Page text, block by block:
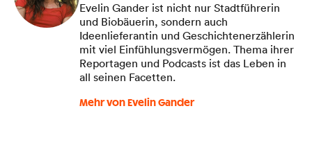
Evelin Gander ist nicht nur Stadtführerin
und Biobäuerin, sondern auch
Ideenlieferantin und Geschichtenerzählerin
mit viel Einfühlungsvermögen. Thema ihrer
Reportagen und Podcasts ist das Leben in
all seinen Facetten.
Mehr von Evelin Gander